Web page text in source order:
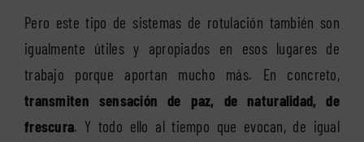
Pero este tipo de sistemas de rotulación también son
igualmente útiles y apropiados en esos lugares de
trabajo porque aportan mucho más. En concreto,
transmiten sensación de paz, de naturalidad, de
frescura. Y todo ello al tiempo que evocan, de igual